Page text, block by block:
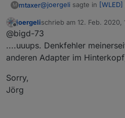
M mtaxer@joergeli sagte in
Werden die auch nicht
Adapter die jeweilige
einträgst?
ahhh, blöde Frage. Wie
noch nicht implementiert?
Offline
joergelischrieb am 12. Feb. 2020,
zuletzt editiert von
@bigd-73
....uuups. Denkfehler
anderen Adapter im
Sorry,
Jörg